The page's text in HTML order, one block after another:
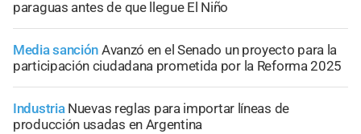
paraguas antes de que llegue El Niño
Media sanción Avanzó en el Senado un proyecto para la
participación ciudadana prometida por la Reforma 2025
Industria Nuevas reglas para importar líneas de
producción usadas en Argentina